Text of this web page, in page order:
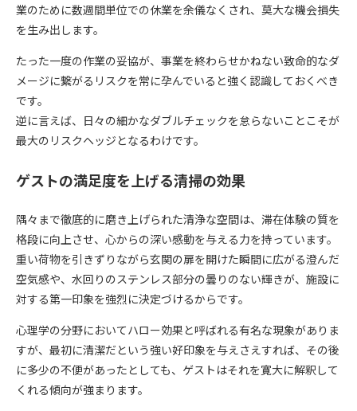
業のために数週間単位での休業を余儀なくされ、莫大な機会損失
を生み出します。
たった一度の作業の妥協が、事業を終わらせかねない致命的なダ
メージに繋がるリスクを常に孕んでいると強く認識しておくべき
です。
逆に言えば、日々の細かなダブルチェックを怠らないことこそが
最大のリスクヘッジとなるわけです。
ゲストの満足度を上げる清掃の効果
隅々まで徹底的に磨き上げられた清浄な空間は、滞在体験の質を
格段に向上させ、心からの深い感動を与える力を持っています。
重い荷物を引きずりながら玄関の扉を開けた瞬間に広がる澄んだ
空気感や、水回りのステンレス部分の曇りのない輝きが、施設に
対する第一印象を強烈に決定づけるからです。
心理学の分野においてハロー効果と呼ばれる有名な現象がありま
すが、最初に清潔だという強い好印象を与えさえすれば、その後
に多少の不便があったとしても、ゲストはそれを寛大に解釈して
くれる傾向が強まります。